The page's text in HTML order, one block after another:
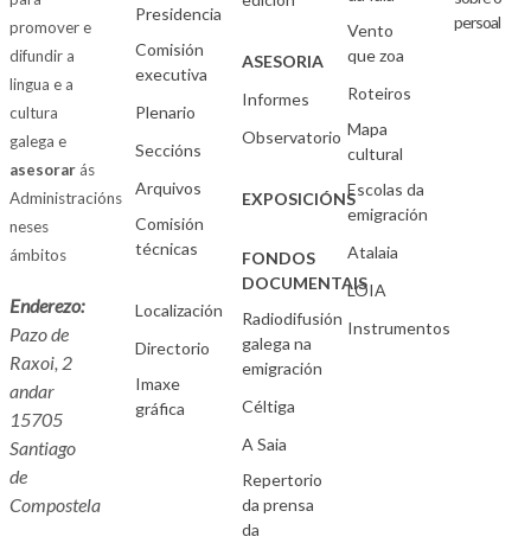
promover e
difundir a
lingua e a
cultura
galega e
asesorarás
Administracións
neses
ámbitos
Enderezo:
Pazo de
Raxoi, 2
andar
15705
Santiago
de
Compostela
Presidencia
Comisión
executiva
Plenario
Seccións
Arquivos
Comisión
técnicas
Localización
Directorio
Imaxe
gráfica
ASESORIA
Informes
Observatorio
EXPOSICIÓNS
FONDOS
DOCUMENTAIS
Radiodifusión
galega na
emigración
Céltiga
A Saia
Repertorio
da prensa
da
Vento
que zoa
Roteiros
Mapa
cultural
Escolas da
emigración
Atalaia
LOIA
Instrumentos
persoal